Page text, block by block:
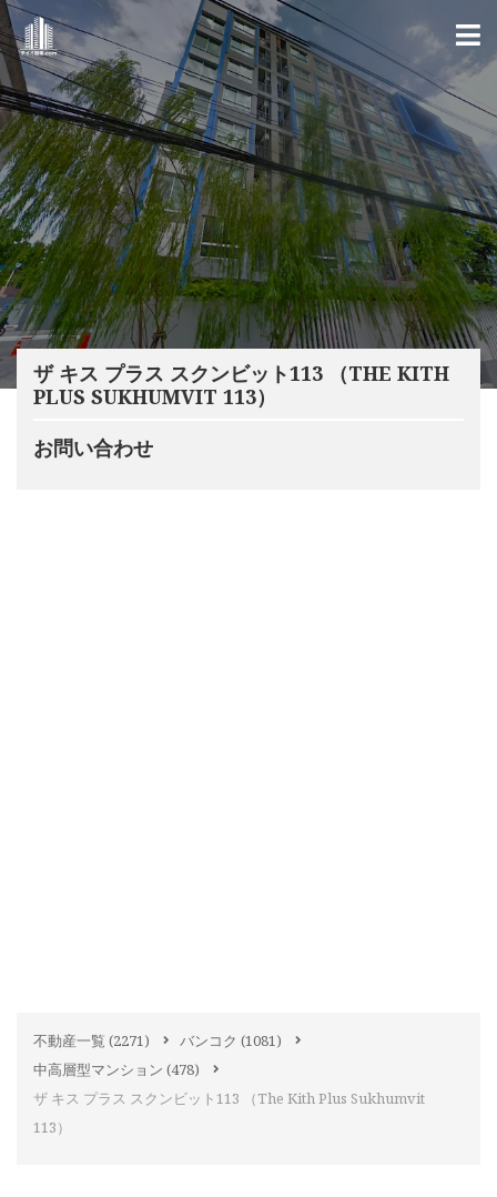
ザ キス プラス スクンビット113 （THE KITH
PLUS SUKHUMVIT 113）
お問い合わせ
不動産一覧 (2271) バンコク (1081)
中高層型マンション (478)
ザ キス プラス スクンビット113 （The Kith Plus Sukhumvit
113）